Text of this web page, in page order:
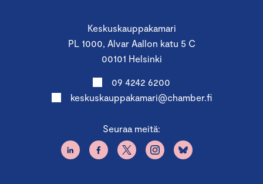
Keskuskauppakamari
PL 1000, Alvar Aallon katu 5 C
00101 Helsinki
09 4242 6200
keskuskauppakamari@chamber.fi
Seuraa meitä: